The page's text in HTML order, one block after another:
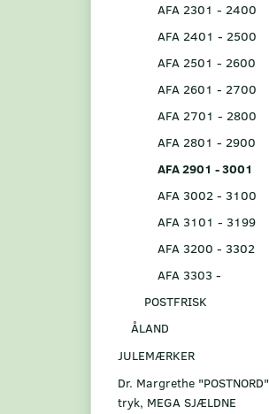
AFA 2301 - 2400
AFA 2401 - 2500
AFA 2501 - 2600
AFA 2601 - 2700
AFA 2701 - 2800
AFA 2801 - 2900
AFA 2901 - 3001
AFA 3002 - 3100
AFA 3101 - 3199
AFA 3200 - 3302
AFA 3303 -
POSTFRISK
ÅLAND
JULEMÆRKER
Dr. Margrethe "POSTNORD"
tryk, MEGA SJÆLDNE